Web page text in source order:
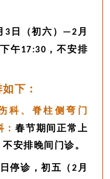
3 日（初六） —2 月
下午17:30 ，不安排
下：
科、脊柱侧弯门
：春节期间正常上
不安排晚间门诊。
日停诊，初五（2 月